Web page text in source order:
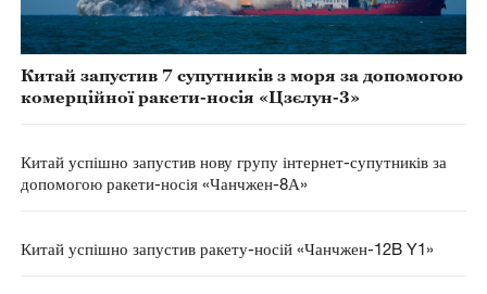
Китай запустив 7 супутників з моря за допомогою
комерційної ракети-носія «Цзєлун-3»
Китай успішно запустив нову групу інтернет-супутників за
допомогою ракети-носія «Чанчжен-8А»
Китай успішно запустив ракету-носій «Чанчжен-12B Y1»